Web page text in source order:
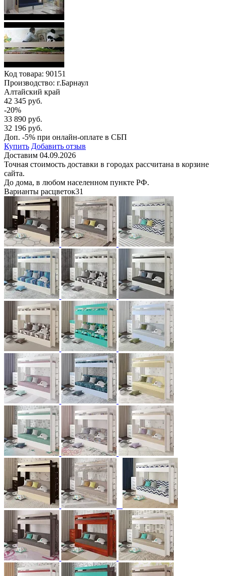
Код товара: 90151
Производство: г.Барнаул
Алтайский край
42 345 руб.
-20%
33 890 руб.
32 196 руб.
Доп. -5% при онлайн-оплате в СБП
Купить Добавить отзыв
Доставим 04.09.2026
Точная стоимость доставки в городах рассчитана в корзине
сайта.
До дома, в любом населенном пункте РФ.
Варианты расцветок31